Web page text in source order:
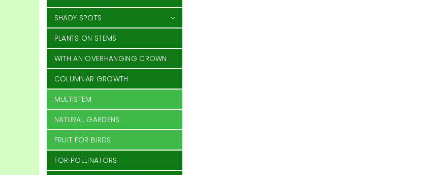
SHADY SPOTS
PLANTS ON STEMS
WITH AN OVERHANGING CROWN
COLUMNAR GROWTH
MULTISTEM
NATURAL GARDENS
FRUIT FOR BIRDS
FOR POLLINATORS